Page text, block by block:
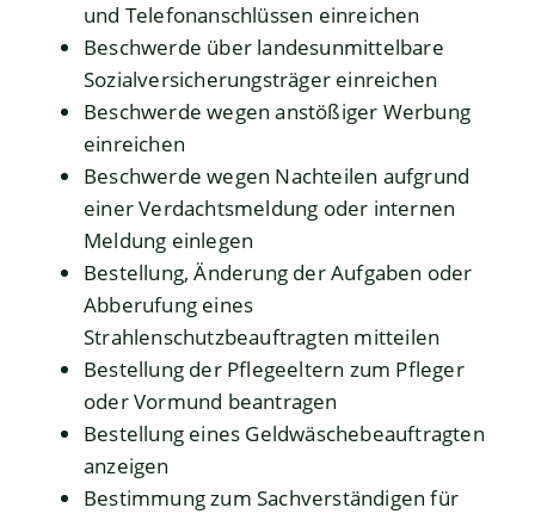
und Telefonanschlüssen einreichen
Beschwerde über landesunmittelbare
Sozialversicherungsträger einreichen
Beschwerde wegen anstößiger Werbung
einreichen
Beschwerde wegen Nachteilen aufgrund
einer Verdachtsmeldung oder internen
Meldung einlegen
Bestellung, Änderung der Aufgaben oder
Abberufung eines
Strahlenschutzbeauftragten mitteilen
Bestellung der Pflegeeltern zum Pfleger
oder Vormund beantragen
Bestellung eines Geldwäschebeauftragten
anzeigen
Bestimmung zum Sachverständigen für